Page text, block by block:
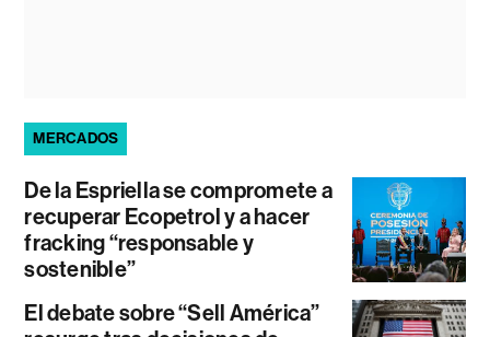
MERCADOS
De la Espriella se compromete a
recuperar Ecopetrol y a hacer
fracking “responsable y
sostenible”
El debate sobre “Sell América”